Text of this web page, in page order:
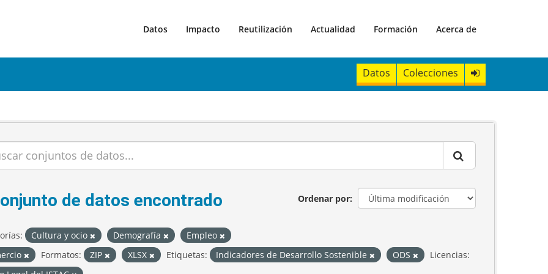
Datos Impacto Reutilización Actualidad Formación Acerca de
Datos Colecciones
Ordenar por
de datos encontrado
Cultura y ocio Demografía
Empleo
Formatos: ZIP XLSX Etiquetas: Indicadores de Desarrollo Sostenible ODS
Licencias: